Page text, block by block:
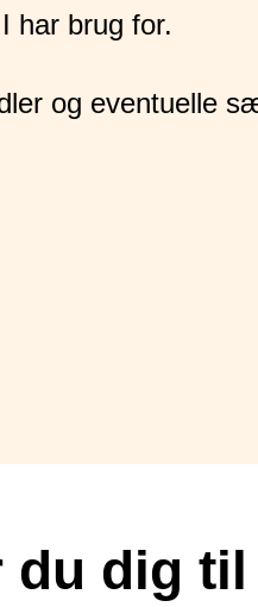
har brug for.
og eventuelle
du dig